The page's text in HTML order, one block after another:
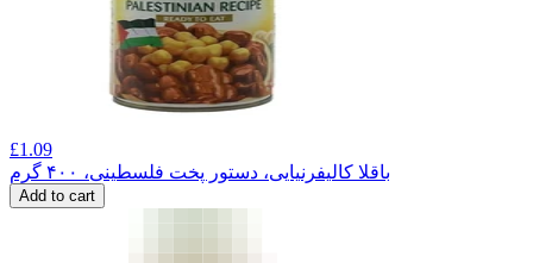
£1.09
باقلا کالیفرنیایی، دستور پخت فلسطینی، ۴۰۰ گرم
Add to cart